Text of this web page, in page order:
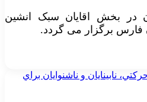
در بخش اقایان سبک انشین
نابينايان و ناشنوايان براي